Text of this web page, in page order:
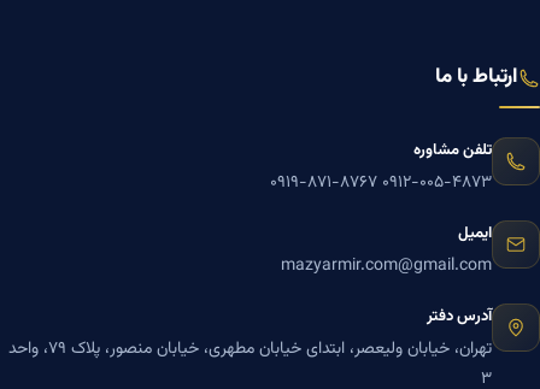
ارتباط با ما
تلفن مشاوره
۰۹۱۲-۰۰۵-۴۸۷۳ ۰۹۱۹-۸۷۱-۸۷۶۷
ایمیل
mazyarmir.com@gmail.com
آدرس دفتر
تهران، خیابان ولیعصر، ابتدای خیابان مطهری، خیابان منصور، پلاک ۷۹، واحد
۳